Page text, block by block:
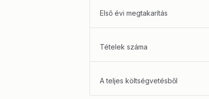
Első évi megtakarítás
Tételek száma
A teljes költségvetésből